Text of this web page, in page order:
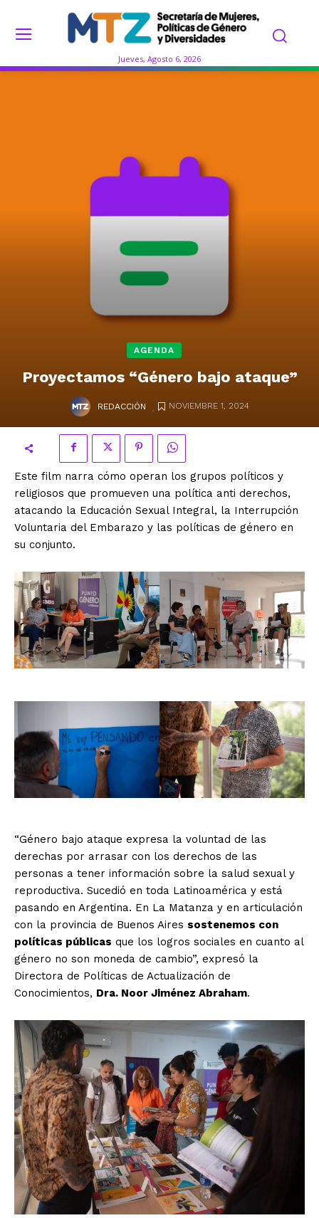
Jueves, Agosto 6, 2026
AGENDA
Proyectamos “Género bajo ataque”
REDACCIÓN . NOVIEMBRE 1, 2024
Este film narra cómo operan los grupos políticos y
religiosos que promueven una política anti derechos,
atacando la Educación Sexual Integral, la Interrupción
Voluntaria del Embarazo y las políticas de género en
su conjunto.
“Género bajo ataque expresa la voluntad de las
derechas por arrasar con los derechos de las
personas a tener información sobre la salud sexual y
reproductiva. Sucedió en toda Latinoamérica y está
pasando en Argentina. En La Matanza y en articulación
con la provincia de Buenos Aires sostenemos con
políticas públicas que los logros sociales en cuanto al
género no son moneda de cambio”, expresó la
Directora de Políticas de Actualización de
Conocimientos, Dra. Noor Jiménez Abraham.